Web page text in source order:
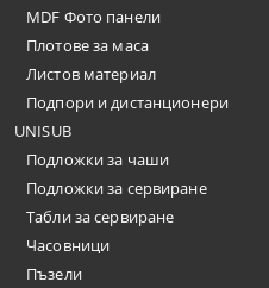
MDF Фото панели
Плотове за маса
Листов материал
Подпори и дистанционери
UNISUB
Подложки за чаши
Подложки за сервиране
Табли за сервиране
Часовници
Пъзели